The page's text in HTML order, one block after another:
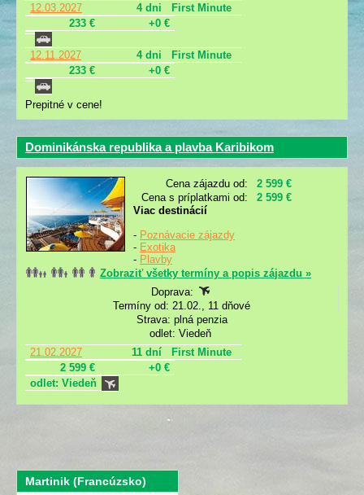
12.03.2027 4 dni
First Minute
233 €
+0 €
12.11.2027 4 dni
First Minute
233 €
+0 €
Prepitné v cene!
Dominikánska republika a plavba Karibikom
Cena zájazdu od:
2 599 €
Cena s príplatkami od:
2 599 €
Viac destinácií
- Poznávacie zájazdy
- Exotika
- Plavby
Zobraziť všetky termíny a popis zájazdu »
Doprava:
Termíny od: 21.02., 11 dňové
Strava: plná penzia
odlet: Viedeň
21.02.2027
11 dní
First Minute
2 599 €
+0 €
odlet: Viedeň
Martinik (Francúzsko)